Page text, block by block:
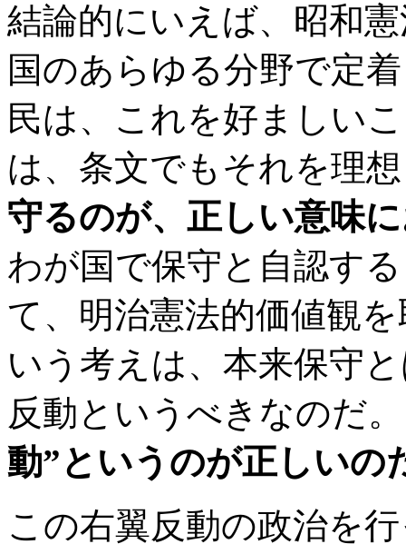
結論的にいえば、昭和
国のあらゆる分野で定
民は、これを好ましい
は、条文でもそれを理
守るのが、正しい意味
わが国で保守と自認す
て、明治憲法的価値観
いう考えは、本来保守
反動というべきなのだ。
動”というのが正しいの
この右翼反動の政治を